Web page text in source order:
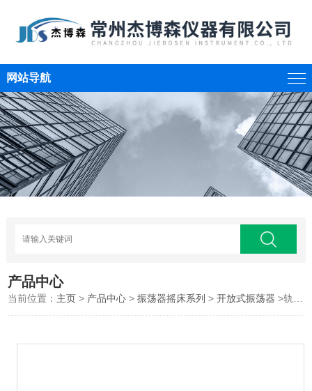
网站导航
产品中心
当前位置： 主页 > 产品中心 >振荡器摇床系列 >开放式振荡器 >轨道式振荡器